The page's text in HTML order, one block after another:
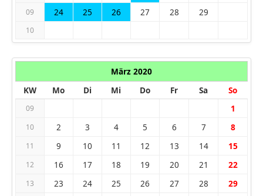
09 24 25 26 27 28 29
10
März 2020
KW
Mo Di Mi Do Fr Sa So
09 1
10 2 3 4 5 6 7 8
11 9 10 11 12 13 14 15
12 16 17 18 19 20 21 22
13 23 24 25 26 27 28 29